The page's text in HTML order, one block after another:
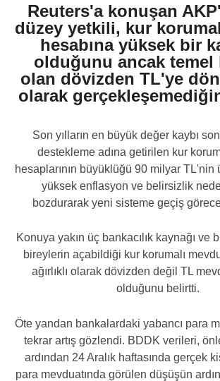
Reuters'a konuşan
düzey yetkili, kur
hesabına yüksek bir
olduğunu ancak temel
olan dövizden TL'ye
olarak
Son yılların en büyük değer kaybı
destekleme adına getirilen kur
hesaplarının büyüklüğü 90 milyar TL'nin
yüksek enflasyon ve belirsizlik
bozdurarak yeni sisteme geçiş
Konuya yakın üç bankacılık kaynağı ve
bireylerin açabildiği kur korumalı
ağırlıklı olarak dövizden değil TL
olduğunu belirtti.
Öte yandan bankalardaki yabancı para
tekrar artış gözlendi. BDDK verileri,
ardından 24 Aralık haftasında gerçek
para mevduatında görülen düşüşün